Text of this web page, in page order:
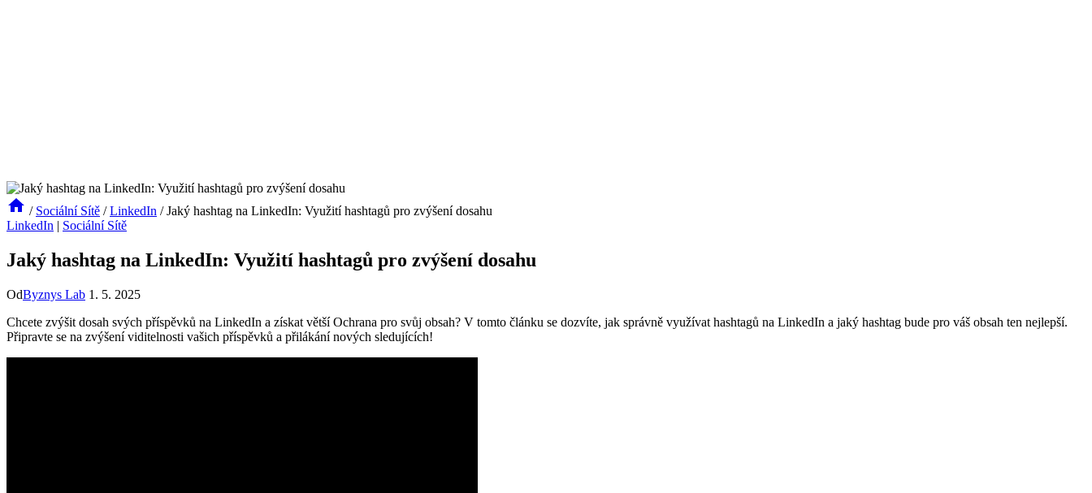
/ Sociální Sítě / LinkedIn / Jaký hashtag na LinkedIn: Využití hashtagů pro zvýšení dosahu
LinkedIn | Sociální Sítě
Jaký hashtag na LinkedIn: Využití hashtagů pro zvýšení dosahu
OdByznys Lab 1. 5. 2025
Chcete zvýšit dosah svých příspěvků na LinkedIn a získat větší Ochrana pro svůj obsah? V tomto článku se dozvíte, jak správně využívat hashtagů na LinkedIn a jaký hashtag bude pro váš obsah ten nejlepší.
Připravte se na zvýšení viditelnosti vašich příspěvků a přilákání nových sledujících!